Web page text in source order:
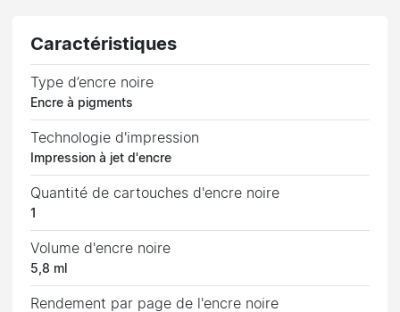
Caractéristiques
Type d’encre noire
Encre à pigments
Technologie d'impression
Impression à jet d'encre
Quantité de cartouches d'encre noire
1
Volume d'encre noire
5,8 ml
Rendement par page de l'encre noire